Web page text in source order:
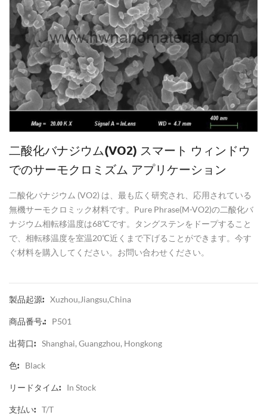
二酸化バナジウム(VO2) スマート ウィンドウ
でのサーモクロミズム アプリケーション
二酸化バナジウム (VO2) は、最も広く研究され、応用されている
無機サーモクロミック材料です。Pure Phrase(M-VO2)の二酸化バ
ナジウム相転移温度は68℃です。タングステンをドープすること
で、相転移温度を室温20℃近くまで下げることができます。今す
ぐ材料を購入してください。お問い合わせください。
製品起源: Xuzhou,Jiangsu,China
商品番号.: P501
出荷口: Shanghai, Guangzhou, Hongkong
色: Black
リードタイム: In Stock
支払い: T/T